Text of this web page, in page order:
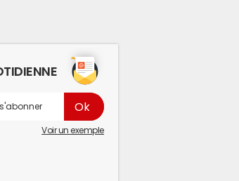
Voir un exemple